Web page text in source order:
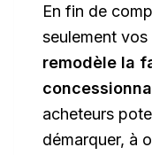
En fin de
seulement
remodèle la
acheteurs
démarquer, à